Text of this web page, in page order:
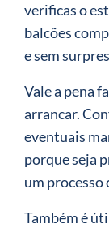
verificas o
balcões
e sem
Vale a pena
arrancar.
eventuais
porque seja
um processo
Também é